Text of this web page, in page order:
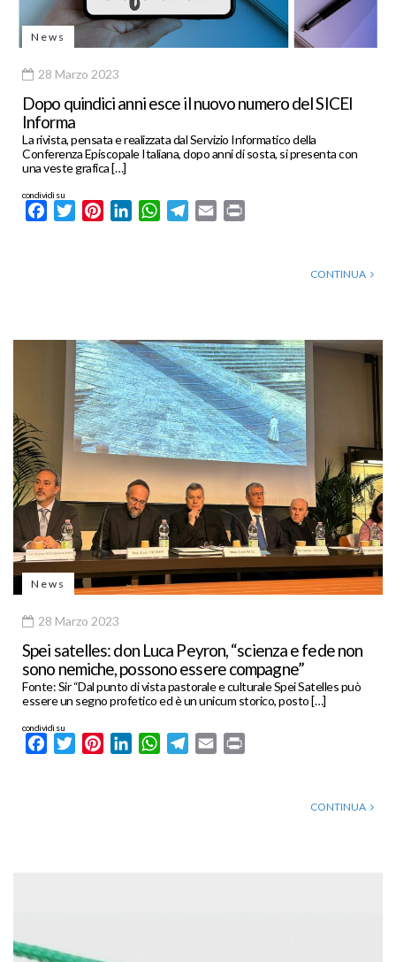
News
28 Marzo 2023
Dopo quindici anni esce il nuovo numero del SICEI
Informa
La rivista, pensata e realizzata dal Servizio Informatico della
Conferenza Episcopale Italiana, dopo anni di sosta, si presenta con
una veste grafica […]
condividi su
FacebookTwitterPinterestLinkedInWhatsApp
Telegram
Email
CONTINUA
News
28 Marzo 2023
Spei satelles: don Luca Peyron, “scienza e fede non
sono nemiche, possono essere compagne”
Fonte: Sir “Dal punto di vista pastorale e culturale Spei Satelles può
essere un segno profetico ed è un unicum storico, posto […]
condividi su
FacebookTwitterPinterestLinkedInWhatsApp
Telegram
Email
CONTINUA